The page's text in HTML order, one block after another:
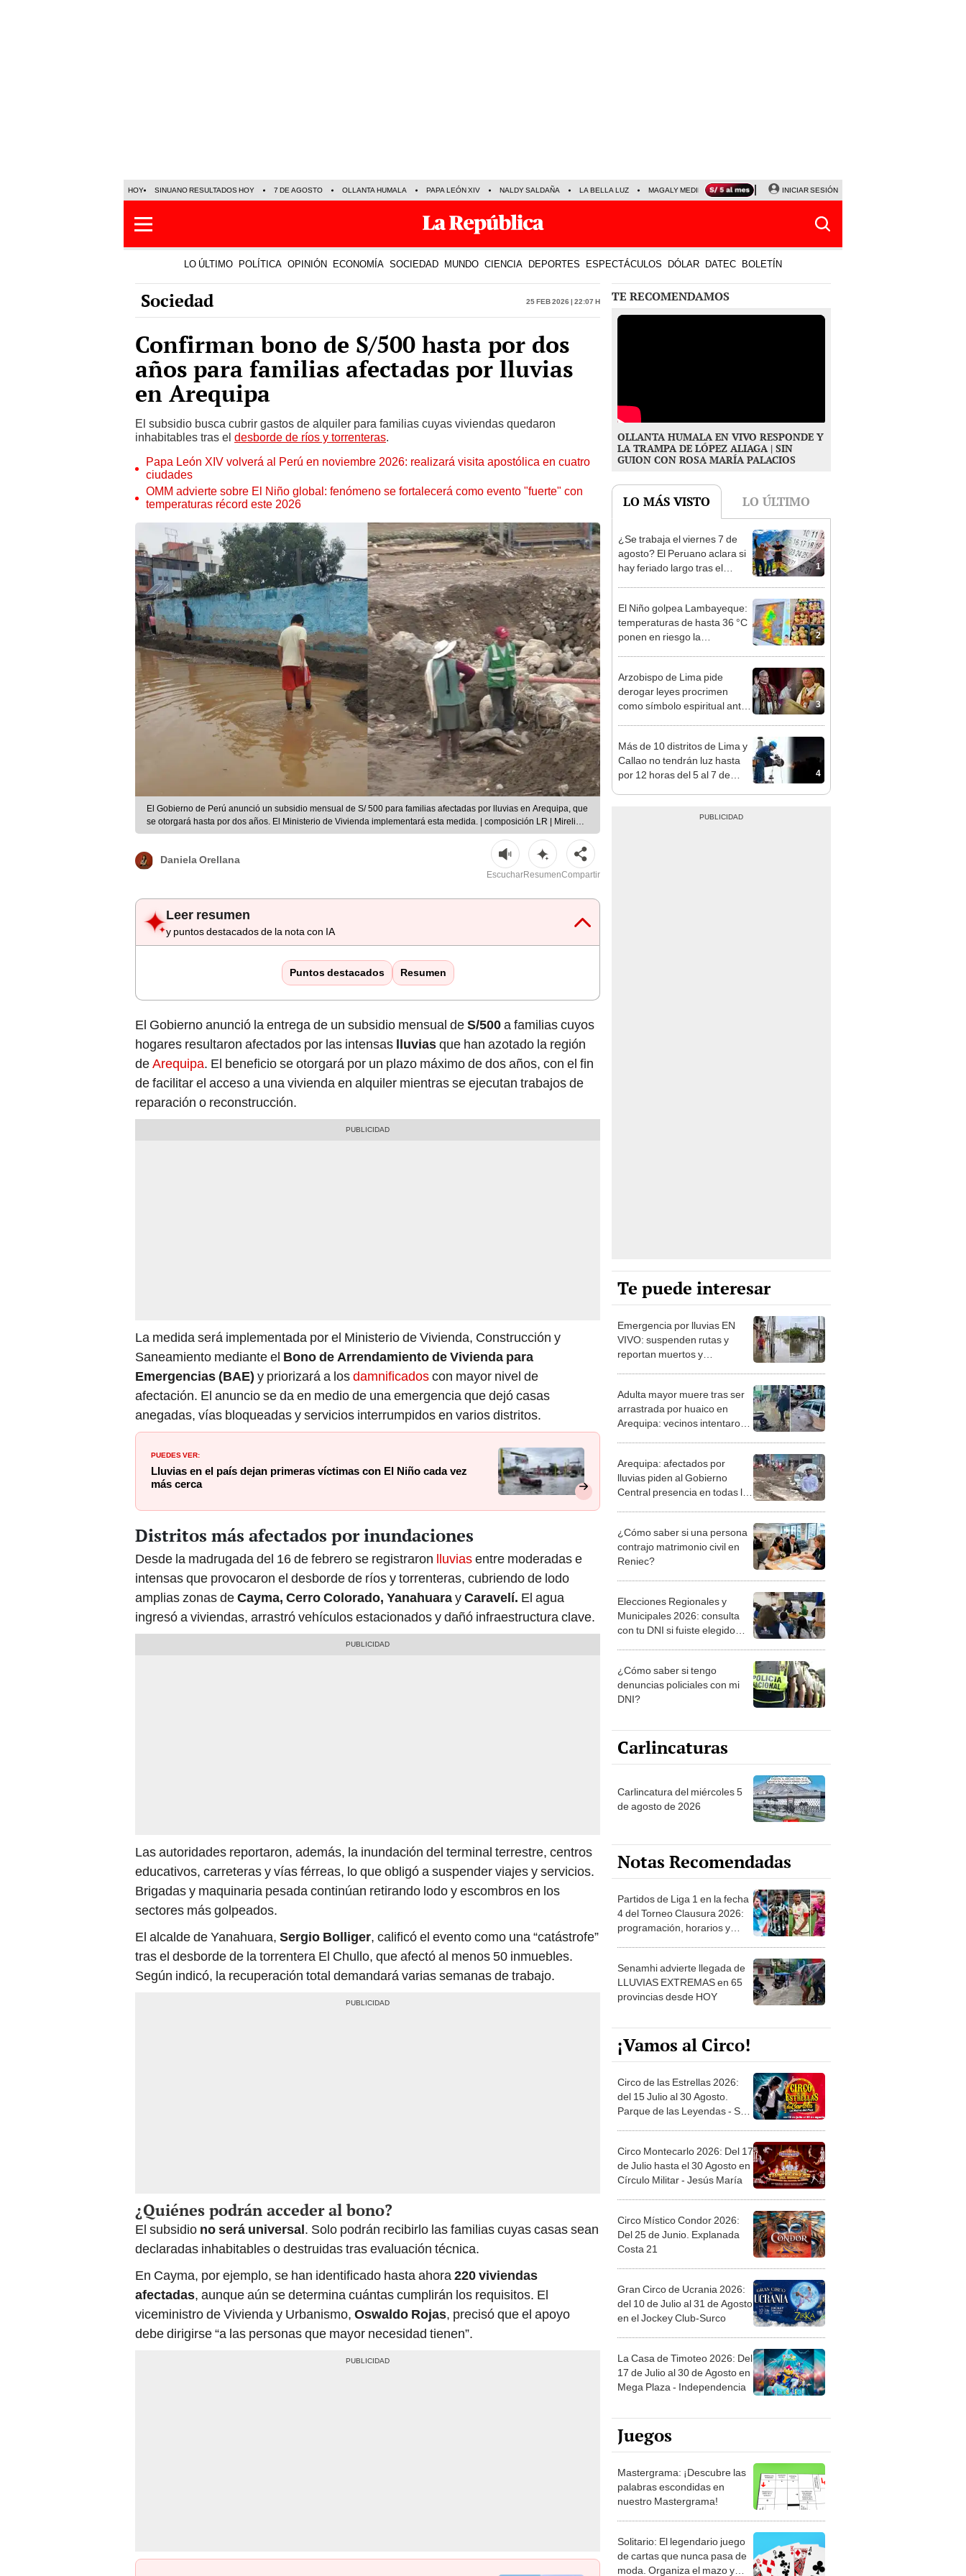
HOY SINUANO RESULTADOS HOY 7 DE AGOSTO OLLANTA HUMALA PAPA LEÓN XIV NALDY SALDAÑA LA BELLA LUZ MAGALY MEDINA PRECIO DEL DÓLAR JANET TELLO
INICIAR SESIÓN
LO ÚLTIMO POLÍTICA OPINIÓN ECONOMÍA SOCIEDAD MUNDO CIENCIA DEPORTES ESPECTÁCULOS DÓLAR DATEC BOLETÍN
Sociedad 25 Feb 2026 | 22:07 h
Confirman bono de S/500 hasta por dos
años para familias afectadas por lluvias
en Arequipa
El subsidio busca cubrir gastos de alquiler para familias cuyas viviendas quedaron
inhabitables tras el desborde de ríos y torrenteras.
Papa León XIV volverá al Perú en noviembre 2026: realizará visita apostólica en cuatro
ciudades
OMM advierte sobre El Niño global: fenómeno se fortalecerá como evento "fuerte" con
temperaturas récord este 2026
El Gobierno de Perú anunció un subsidio mensual de S/ 500 para familias afectadas por lluvias en Arequipa, que
se otorgará hasta por dos años. El Ministerio de Vivienda implementará esta medida. | composición LR | Mirelia
Quispe
Daniela Orellana
EscucharResumenCompartir
Leer resumen
y puntos destacados de la nota con IA
Puntos destacados Resumen
El Gobierno anunció la entrega de un subsidio mensual deS/500a familias cuyos
hogares resultaron afectados por las intensas lluviasque han azotado la región
deArequipa. El beneficio se otorgará por un plazo máximo de dos años, con el fin
de facilitar el acceso a una vivienda en alquiler mientras se ejecutan trabajos de
reparación o reconstrucción.
La medida será implementada por el Ministerio de Vivienda, Construcción y
Saneamiento mediante el Bono de Arrendamiento de Vivienda para
Emergencias (BAE) y priorizará a losdamnificadoscon mayor nivel de
afectación. El anuncio se da en medio de una emergencia que dejó casas
anegadas, vías bloqueadas y servicios interrumpidos en varios distritos.
PUEDES VER:
Lluvias en el país dejan primeras víctimas con El Niño cada vez
más cerca
Distritos más afectados por inundaciones
Desde la madrugada del 16 de febrero se registraron lluviasentre moderadas e
intensas que provocaron el desborde de ríos y torrenteras, cubriendo de lodo
amplias zonas deCayma, Cerro Colorado, YanahuarayCaravelí. El agua
ingresó a viviendas, arrastró vehículos estacionados y dañó infraestructura clave.
Las autoridades reportaron, además, la inundación del terminal terrestre, centros
educativos, carreteras y vías férreas, lo que obligó a suspender viajes y servicios.
Brigadas y maquinaria pesada continúan retirando lodo y escombros en los
sectores más golpeados.
El alcalde de Yanahuara, Sergio Bolliger, calificó el evento como una “catástrofe”
tras el desborde de la torrentera El Chullo, que afectó al menos 50 inmuebles.
Según indicó, la recuperación total demandará varias semanas de trabajo.
¿Quiénes podrán acceder al bono?
El subsidio no será universal. Solo podrán recibirlo las familias cuyas casas sean
declaradas inhabitables o destruidas tras evaluación técnica.
En Cayma, por ejemplo, se han identificado hasta ahora220 viviendas
afectadas, aunque aún se determina cuántas cumplirán los requisitos. El
viceministro de Vivienda y Urbanismo, Oswaldo Rojas, precisó que el apoyo
debe dirigirse “a las personas que mayor necesidad tienen”.
TE RECOMENDAMOS
OLLANTA HUMALA EN VIVO RESPONDE Y
LA TRAMPA DE LÓPEZ ALIAGA | SIN
GUION CON ROSA MARÍA PALACIOS
LO MÁS VISTO LO ÚLTIMO
1
¿Se trabaja el viernes 7 de
agosto? El Peruano aclara si
hay feriado largo tras el
2
El Niño golpea Lambayeque:
temperaturas de hasta 36 °C
ponen en riesgo la
3
Arzobispo de Lima pide
derogar leyes procrimen
como símbolo espiritual ante
4
Más de 10 distritos de Lima y
Callao no tendrán luz hasta
por 12 horas del 5 al 7 de
Te puede interesar
Emergencia por lluvias EN
VIVO: suspenden rutas y
reportan muertos y
Adulta mayor muere tras ser
arrastrada por huaico en
Arequipa: vecinos intentaron
Arequipa: afectados por
lluvias piden al Gobierno
Central presencia en todas las
¿Cómo saber si una persona
contrajo matrimonio civil en
Reniec?
Elecciones Regionales y
Municipales 2026: consulta
con tu DNI si fuiste elegido
la ONPE
¿Cómo saber si tengo
denuncias policiales con mi
DNI?
Carlincaturas
Carlincatura del miércoles 5
de agosto de 2026
Notas Recomendadas
Partidos de Liga 1 en la fecha
4 del Torneo Clausura 2026:
programación, horarios y
Senamhi advierte llegada de
LLUVIAS EXTREMAS en 65
provincias desde HOY
¡Vamos al Circo!
Circo de las Estrellas 2026:
del 15 Julio al 30 Agosto.
Parque de las Leyendas - San
Circo Montecarlo 2026: Del 17
de Julio hasta el 30 Agosto en
Círculo Militar - Jesús María
Circo Místico Condor 2026:
Del 25 de Junio. Explanada
Costa 21
Gran Circo de Ucrania 2026:
del 10 de Julio al 31 de Agosto
en el Jockey Club-Surco
La Casa de Timoteo 2026: Del
17 de Julio al 30 de Agosto en
Mega Plaza - Independencia
Juegos
Mastergrama: ¡Descubre las
palabras escondidas en
nuestro Mastergrama!
Solitario: El legendario juego
de cartas que nunca pasa de
moda. Organiza el mazo y